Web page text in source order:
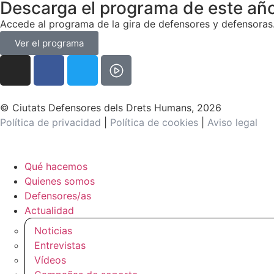
Descarga el programa de este
Accede al programa de la gira de defensores y
Ver el programa
© Ciutats Defensores dels Drets Humans, 2026
Política de privacidad
Política de cookies Aviso legal
Qué hacemos
Quienes somos
Defensores/as
Actualidad
Noticias
Entrevistas
Vídeos